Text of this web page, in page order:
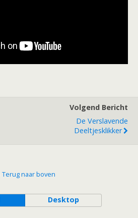
Volgend Bericht
De Verslavende
Deeltjesklikker
Terug naar boven
Desktop